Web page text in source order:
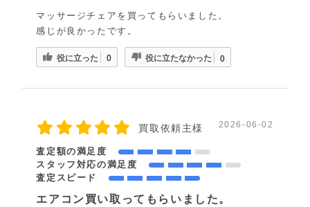
マッサージチェアを買ってもらいました。
感じが良かったです。
役に立った 0 役に立たなかった 0
買取依頼主様 2026-06-02
査定額の満足度
スタッフ対応の満足度
査定スピード
エアコン買い取ってもらいました。